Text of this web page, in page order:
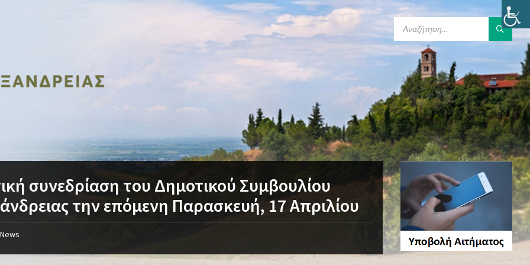
συνεδρίαση του Δημοτικού Συμβουλίου
την επόμενη Παρασκευή, 17 Απριλίου
News